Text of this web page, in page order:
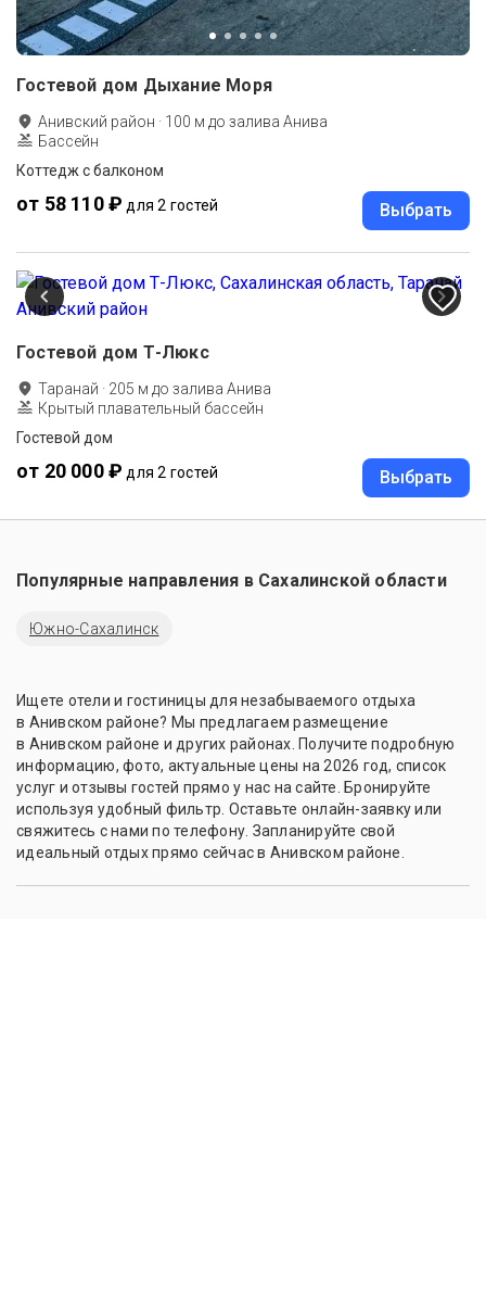
Гостевой дом Дыхание Моря
Анивский район · 100 м до залива Анива
Бассейн
Коттедж с балконом
от 58 110 ₽ для 2 гостей Выбрать
Гостевой дом Т-Люкс
Таранай · 205 м до залива Анива
Крытый плавательный бассейн
Гостевой дом
от 20 000 ₽ для 2 гостей Выбрать
Популярные направления в Сахалинской области
Южно-Сахалинск
Ищете отели и гостиницы для незабываемого отдыха
в Анивском районе? Мы предлагаем размещение
в Анивском районе и других районах. Получите подробную
информацию, фото, актуальные цены на 2026 год, список
услуг и отзывы гостей прямо у нас на сайте. Бронируйте
используя удобный фильтр. Оставьте онлайн-заявку или
свяжитесь с нами по телефону. Запланируйте свой
идеальный отдых прямо сейчас в Анивском районе.